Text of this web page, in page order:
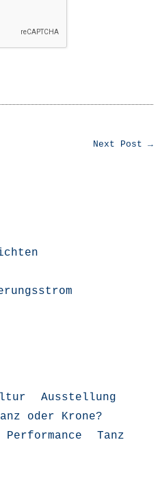
Next Post →
Ausstellung
oder Krone?
Performance
Tanz